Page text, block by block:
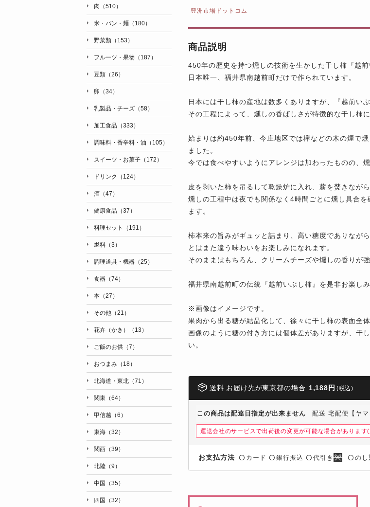
豊洲市場ドットコム
商品説明
450年の歴史を持つ燻しの技術を生かした干し柿『越前
日本唯一、福井県南越前町だけで作られています。
日本には干し柿の産地は数多くありますが、『越前い
その工程によって、燻しの香ばしさが特徴的な干し柿
始まりは約450年前、今庄地区では欅などの木の煙で
ました。
今では食べやすいようにアレンジは加わったものの、
皮を剥いた柿を吊るして乾燥炉に入れ、薪を焚きながら
燻しの工程中は夜でも関係なく4時間ごとに燻し具合
ます。
柿本来の旨みがギュッと詰まり、高い糖度でありなが
とはまた違う味わいをお楽しみになれます。
そのままはもちろん、クリームチーズや燻しの香りが
福井県南越前町の伝統『越前いぶし柿』を是非お楽しみ
※画像はイメージです。
果肉から出る糖が結晶化して、徐々に干し柿の表面全
画像のように糖の付き方には個体差がありますが、干
い。
送料 お届け先が東京都の場合 1,188円 (税込)
この商品は配達日指定が出来ません 配送 宅配便【ヤマ
運送会社のサービスで出荷後の変更が可能な場合があります
お支払方法 〇 カード 〇 銀行振込 〇 代引き 〇 のし
肉（510）
米・パン・麺（180）
野菜類（153）
フルーツ・果物（187）
豆類（26）
卵（34）
乳製品・チーズ（58）
加工食品（333）
調味料・香辛料・油（105）
スイーツ・お菓子（172）
ドリンク（124）
酒（47）
健康食品（37）
料理セット（191）
燃料（3）
調理道具・機器（25）
食器（74）
本（27）
その他（21）
花卉（かき）（13）
ご飯のお供（7）
おつまみ（18）
北海道・東北（71）
関東（64）
甲信越（6）
東海（32）
関西（39）
北陸（9）
中国（35）
四国（32）